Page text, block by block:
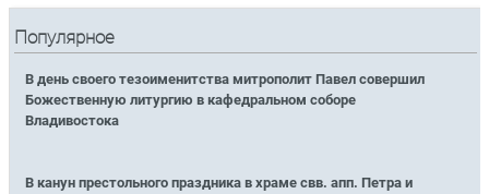
Популярное
В день своего тезоименитства митрополит Павел совершил
Божественную литургию в кафедральном соборе
Владивостока
В канун престольного праздника в храме свв. апп. Петра и